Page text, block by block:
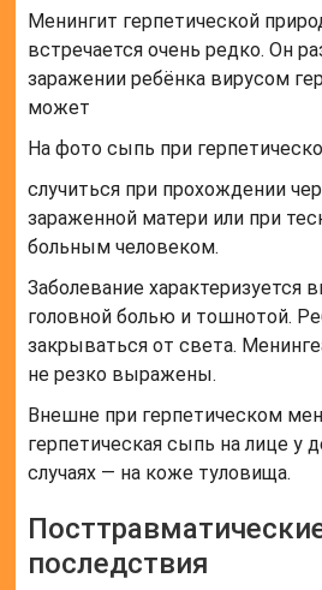
Менингит герпетической
встречается очень редко. Он
заражении ребёнка вирусом
может
На фото сыпь при
случиться при прохождении
зараженной матери или при
больным человеком.
Заболевание характеризуется
головной болью и тошнотой.
закрываться от света.
не резко выражены.
Внешне при герпетическом
герпетическая сыпь на лице у
случаях — на коже туловища.
последствия